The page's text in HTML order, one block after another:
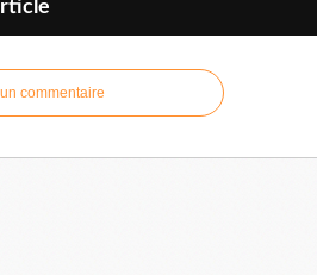
commentaire